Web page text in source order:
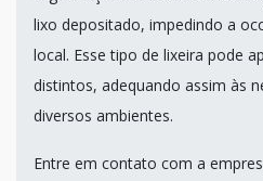
lixo depositado, impedindo a
local. Esse tipo de lixeira pode
distintos, adequando assim às
diversos ambientes.
Entre em contato com a